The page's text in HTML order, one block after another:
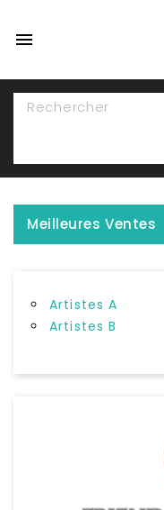

Meilleures Ventes
Artistes A
Artistes B